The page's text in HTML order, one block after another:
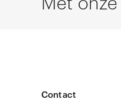
Contact